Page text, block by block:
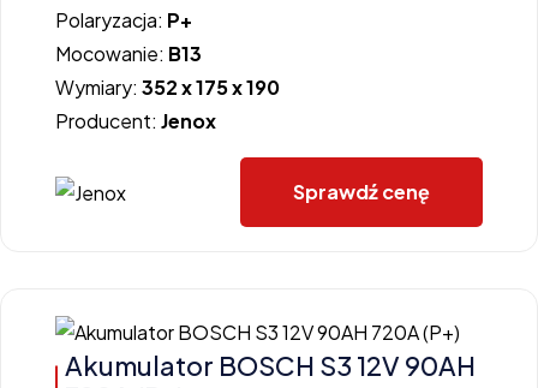
Polaryzacja: P+
Mocowanie: B13
Wymiary: 352 x 175 x 190
Producent: Jenox
Sprawdź cenę
Akumulator BOSCH S3 12V 90AH